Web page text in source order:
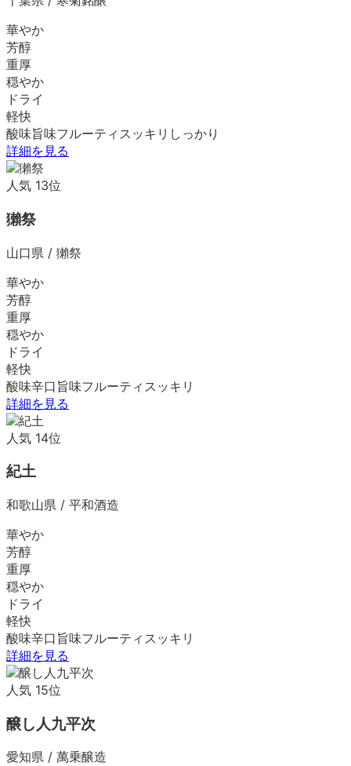
華やか
芳醇
重厚
穏やか
ドライ
軽快
酸味旨味フルーティ スッキリ しっかり
詳細を見る
人気 13位
獺祭
山口県 / 獺祭
華やか
芳醇
重厚
穏やか
ドライ
軽快
酸味辛口 旨味フルーティ スッキリ
詳細を見る
人気 14位
紀土
和歌山県 / 平和酒造
華やか
芳醇
重厚
穏やか
ドライ
軽快
酸味辛口 旨味フルーティ スッキリ
詳細を見る
人気 15位
醸し人九平次
愛知県 / 萬乗醸造